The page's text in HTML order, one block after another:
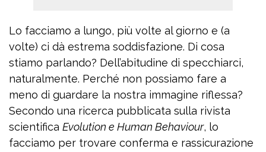
Lo facciamo a lungo, più volte al giorno e (a
volte) ci dà estrema soddisfazione. Di cosa
stiamo parlando? Dell’abitudine di specchiarci,
naturalmente. Perché non possiamo fare a
meno di guardare la nostra immagine riflessa?
Secondo una ricerca pubblicata sulla rivista
scientifica Evolution e Human Behaviour, lo
facciamo per trovare conferma e rassicurazione